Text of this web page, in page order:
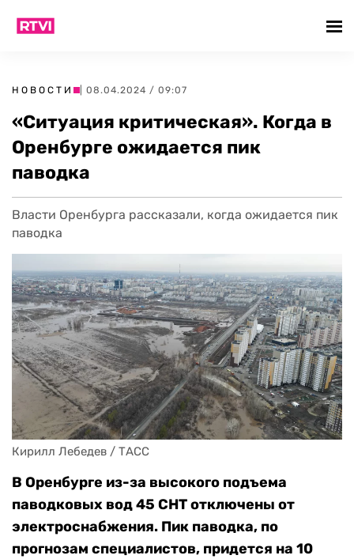
НОВОСТИ | 08.04.2024 / 09:07
«Ситуация критическая». Когда в
Оренбурге ожидается пик
паводка
Власти Оренбурга рассказали, когда ожидается пик
паводка
Кирилл Лебедев / ТАСС
В Оренбурге из-за высокого подъема
паводковых вод 45 СНТ отключены от
электроснабжения. Пик паводка, по
прогнозам специалистов, придется на 10